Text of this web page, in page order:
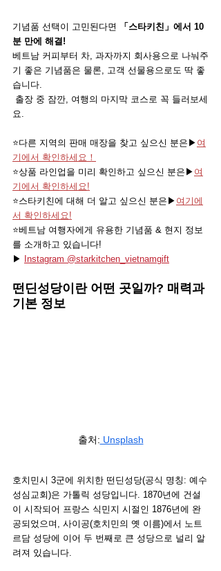
기념품 선택이 고민된다면
「스타키친」에서 10
분 만에 해결!
베트남 커피부터 차, 과자까지 회사용으로 나눠주
기 좋은 기념품은 물론, 고객 선물용으로도 딱 좋
습니다.
출장 중 잠깐, 여행의 마지막 코스로 꼭 들러보세
요.
⭐️다른 지역의 판매 매장을 찾고 싶으신 분은▶ 여
기에서 확인하세요！
⭐️상품 라인업을 미리 확인하고 싶으신 분은▶ 여
기에서 확인하세요!
⭐️스타키친에 대해 더 알고 싶으신 분은▶ 여기에
서 확인하세요!
⭐️베트남 여행자에게 유용한 기념품 & 현지 정보
를 소개하고 있습니다!
▶
Instagram @starkitchen_vietnamgift
떤딘성당이란 어떤 곳일까? 매력과
기본 정보
출처: Unsplash
호치민시 3군에 위치한 떤딘성당(공식 명칭: 예수
성심교회)은 가톨릭 성당입니다. 1870년에 건설
이 시작되어 프랑스 식민지 시절인 1876년에 완
공되었으며, 사이공(호치민의 옛 이름)에서 노트
르담 성당에 이어 두 번째로 큰 성당으로 널리 알
려져 있습니다.